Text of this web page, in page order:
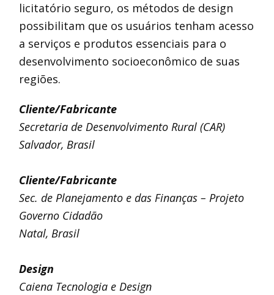
licitatório seguro, os métodos de design
possibilitam que os usuários tenham acesso
a serviços e produtos essenciais para o
desenvolvimento socioeconômico de suas
regiões.
Cliente/Fabricante
Secretaria de Desenvolvimento Rural (CAR)
Salvador, Brasil
Cliente/Fabricante
Sec. de Planejamento e das Finanças – Projeto
Governo Cidadão
Natal, Brasil
Design
Caiena Tecnologia e Design